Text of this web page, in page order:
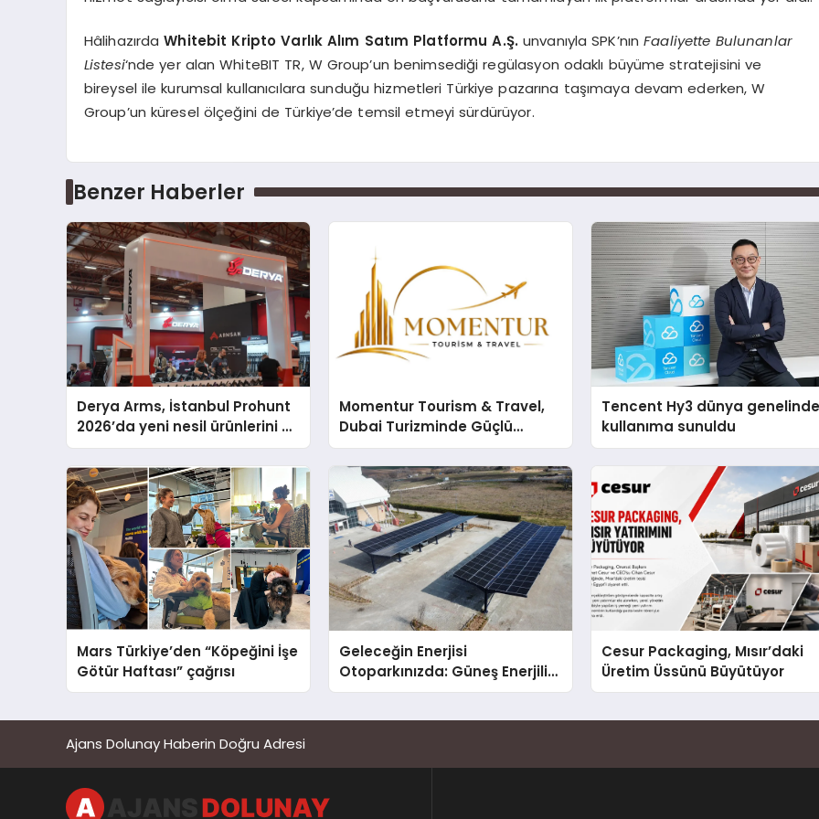
HâlihazırdaWhitebit Kripto Varlık Alım Satım Platformu A.Ş. unvanıyla SPK’nınFaaliyette Bulunanlar
Listesi‘nde yer alan WhiteBIT TR, W Group’un benimsediği regülasyon odaklı büyüme stratejisini ve
bireysel ile kurumsal kullanıcılara sunduğu hizmetleri Türkiye pazarına taşımaya devam ederken, W
Group’un küresel ölçeğini de Türkiye’de temsil etmeyi sürdürüyor.
Benzer Haberler
Derya Arms, İstanbul Prohunt
2026’da yeni nesil ürünlerini ve
global marka vizyonunu
sergiledi
Momentur Tourism & Travel,
Dubai Turizminde Güçlü
Operasyon Ağıyla Fark
Yaratıyor
Tencent Hy3 dünya
kullanıma sunuldu
Mars Türkiye’den “Köpeğini İşe
Götür Haftası” çağrısı
Geleceğin Enerjisi
Otoparkınızda: Güneş Enerjili
Carport (Solar Otopark)
Cesur Packaging, Mısır’daki
Üretim Üssünü Büyütüyor
Ajans Dolunay Haberin Doğru Adresi